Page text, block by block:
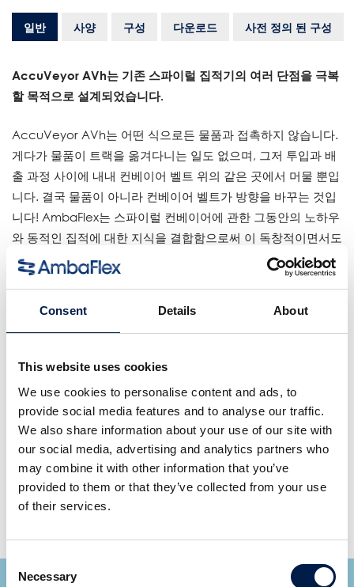
Consent Details About
This website uses cookies
We use cookies to personalise content and ads, to
provide social media features and to analyse our traffic.
We also share information about your use of our site with
our social media, advertising and analytics partners who
may combine it with other information that you’ve
provided to them or that they’ve collected from your use
of their services.
Consent
Selection
Necessary
일반 사양 구성 다운로드 사전 정의 된 구성
AccuVeyor AVh는 기존 스파이럴 집적기의 여러 단점을 극복
할 목적으로 설계되었습니다.
AccuVeyor AVh는 어떤 식으로든 물품과 접촉하지 않습니다.
게다가 물품이 트랙을 옮겨다니는 일도 없으며, 그저 투입과 배
출 과정 사이에 내내 컨베이어 벨트 위의 같은 곳에서 머물 뿐입
니다. 결국 물품이 아니라 컨베이어 벨트가 방향을 바꾸는 것입
니다! AmbaFlex는 스파이럴 컨베이어에 관한 그동안의 노하우
와 동적인 집적에 대한 지식을 결합함으로써 이 독창적이면서도
대담한 시스템을 설계하고 특허를 획득했습니다.
적합한 상품: 1차 패키지: 포장박스, 초코바, 비스킷 팩, 개인 위
생용품 및 의약품 등 파우치, 도이팩, 병 및 캔 등의 액체 충진 용
세부
벨트 폭 범위: 140- 200mm | 5.5- 8”
멀티벨트: 특허받은 원벨트 비접촉식 집적 시스템
하중 범위: 최대 15kg/m | 10.2lb/ft
속도 범위: 최대 40m/min | 130fpm
집적 길이: 최대 115m | 377 ft